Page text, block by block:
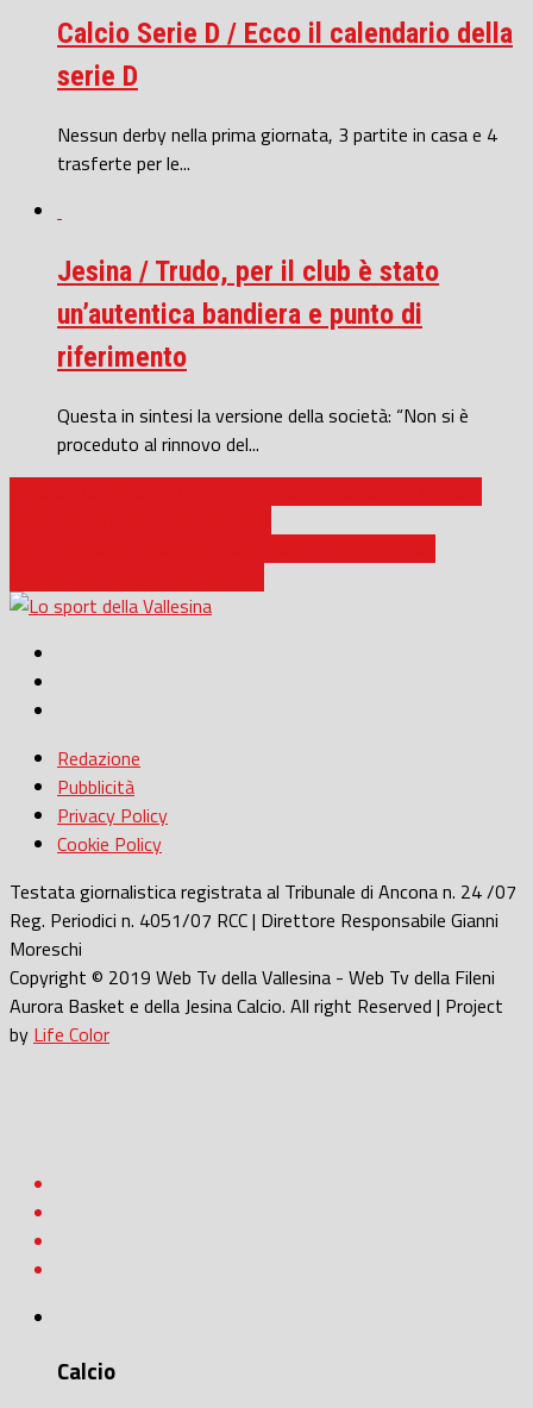
Calcio Serie D / Ecco il calendario della
serie D
Nessun derby nella prima giornata, 3 partite in casa e 4
trasferte per le...
Jesina / Trudo, per il club è stato
un’autentica bandiera e punto di
riferimento
Questa in sintesi la versione della società: “Non si è
proceduto al rinnovo del...
Redazione
Pubblicità
Privacy Policy
Cookie Policy
Testata giornalistica registrata al Tribunale di Ancona n. 24 /07
Reg. Periodici n. 4051/07 RCC | Direttore Responsabile Gianni
Moreschi
Copyright © 2019 Web Tv della Vallesina - Web Tv della Fileni
Aurora Basket e della Jesina Calcio. All right Reserved | Project
by Life Color
Calcio